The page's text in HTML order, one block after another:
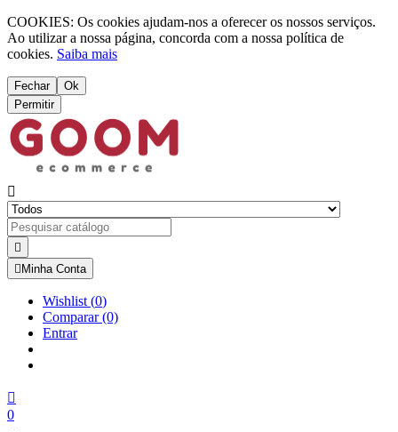
COOKIES: Os cookies ajudam-nos a oferecer os nossos serviços.
Ao utilizar a nossa página, concorda com a nossa política de
cookies. Saiba mais
Fechar
Ok
Permitir


 Minha Conta
Wishlist (0)
Comparar(0)
Entrar

0